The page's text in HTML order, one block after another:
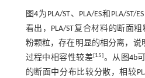
图4为PLA/ST、PLA/ES和PLA/ST/
看出，PLA/ST复合材料的断面
粉颗粒，存在明显的相分离，说
过程中相容性较差[15]。从 图4b
的断面中分布比较分散，相较